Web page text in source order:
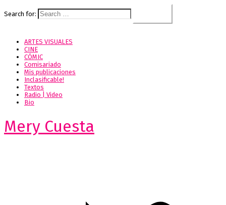
Search for:
ARTES VISUALES
CINE
CÓMIC
Comisariado
Mis publicaciones
Inclasificable!
Textos
Radio | Video
Bio
Mery Cuesta